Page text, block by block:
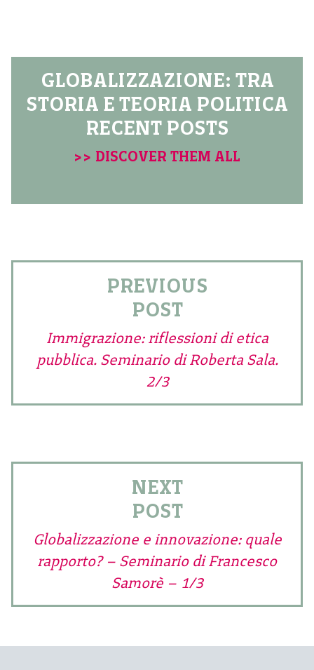
GLOBALIZZAZIONE: TRA
STORIA E TEORIA POLITICA
RECENT POSTS
>> DISCOVER THEM ALL
PREVIOUS
POST
Immigrazione: riflessioni di etica
pubblica. Seminario di Roberta Sala.
2/3
NEXT
POST
Globalizzazione e innovazione: quale
rapporto? – Seminario di Francesco
Samorè – 1/3